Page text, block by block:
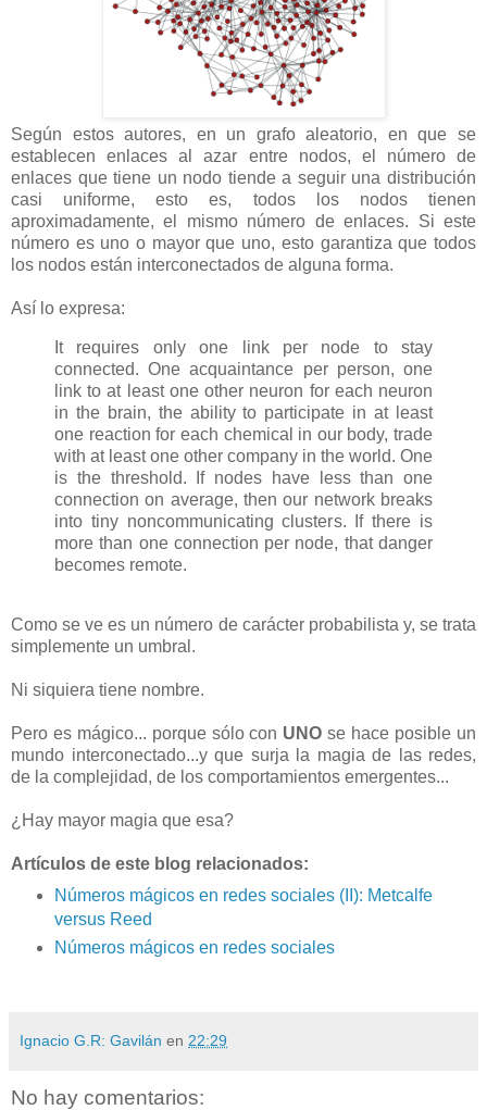
Según estos autores, en un grafo aleatorio, en que se
establecen enlaces al azar entre nodos, el número de
enlaces que tiene un nodo tiende a seguir una distribución
casi uniforme, esto es, todos los nodos tienen
aproximadamente, el mismo número de enlaces. Si este
número es uno o mayor que uno, esto garantiza que todos
los nodos están interconectados de alguna forma.
Así lo expresa:
It requires only one link per node to stay
connected. One acquaintance per person, one
link to at least one other neuron for each neuron
in the brain, the ability to participate in at least
one reaction for each chemical in our body, trade
with at least one other company in the world. One
is the threshold. If nodes have less than one
connection on average, then our network breaks
into tiny noncommunicating clusters. If there is
more than one connection per node, that danger
becomes remote.
Como se ve es un número de carácter probabilista y, se trata
simplemente un umbral.
Ni siquiera tiene nombre.
Pero es mágico... porque sólo con UNO se hace posible un
mundo interconectado...y que surja la magia de las redes,
de la complejidad, de los comportamientos emergentes...
¿Hay mayor magia que esa?
Artículos de este blog relacionados:
Números mágicos en redes sociales (II): Metcalfe
versus Reed
Números mágicos en redes sociales
Ignacio G.R: Gavilán en 22:29
No hay comentarios: